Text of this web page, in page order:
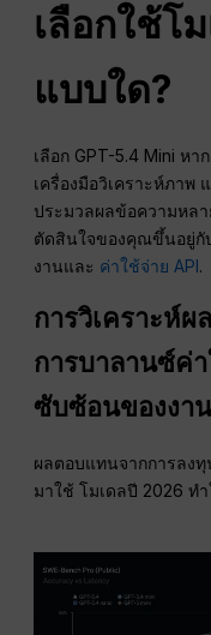
เลือกใช้โ
แบบใด?
เลือก GPT-5.4 Mini ห
เครื่องมือวิเคราะห์ภาพ
ประมวลผลข้อความหล
ตัดสินใจของคุณขึ้นอยู่กั
งานและ ค่าใช้จ่าย API.
การวิเคราะห์
การบาลานซ์ค่
ซับซ้อนของงา
ผลตอบแทนจากการลงทุ
มาใช้ โมเดลปี 2026 ท